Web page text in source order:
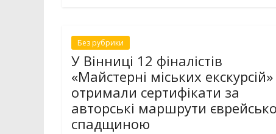
Без рубрики
У Вінниці 12 фіналістів
«Майстерні міських екскурсій»
отримали сертифікати за
авторські маршрути
спадщиною